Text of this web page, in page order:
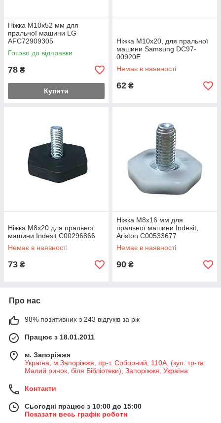
Ніжка M10x52 мм для
пральної машини LG
AFC72909305
Готово до відправки
78 ₴
Купити
Ніжка M10x20, для пральної
машини Samsung DC97-
00920E
Немає в наявності
62 ₴
Ніжка M8x20 для пральної
машини Indesit C00296866
Немає в наявності
73 ₴
Ніжка M8x16 мм для
пральної машини Indesit,
Ariston C00533677
Немає в наявності
90 ₴
Про нас
98% позитивних з 243 відгуків за рік
Працює з 18.01.2011
м. Запоріжжя
Україна, м.Запоріжжя, пр-т. Соборний, 110А, (зуп. тр-та
Малий ринок, біля Бібліотеки), Запоріжжя, Україна
Контакти
Сьогодні працює з 10:00 до 15:00
Показати весь графік роботи